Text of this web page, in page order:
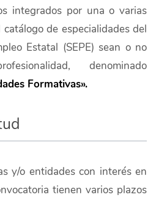
integrados por una o varias
de especialidades del
Estatal (SEPE) sean o no
denominado
Formativas».
y/o entidades con interés en
tienen varios plazos